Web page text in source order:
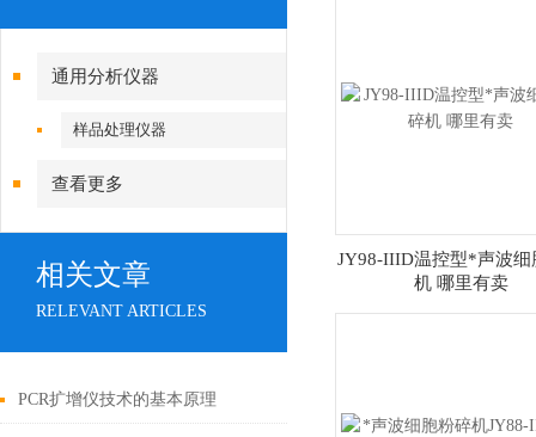
通用分析仪器
样品处理仪器
查看更多
相关文章
RELEVANT ARTICLES
PCR扩增仪技术的基本原理
JY98-IIID温控型*声波细
机 哪里有卖